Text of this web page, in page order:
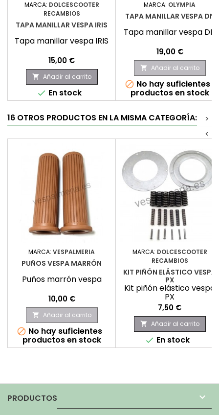
MARCA: DOLCESCOOTER
RECAMBIOS
TAPA MANILLAR VESPA IRIS
Tapa manillar vespa IRIS
Precio
15,00 €
 Añadir al carrito
 En stock
MARCA: OLYMPIA
TAPA MANILLAR VESPA DN
Tapa manillar vespa DN
Precio
19,00 €
 Añadir al carrito
 No hay suficientes
productos en stock
16 OTROS PRODUCTOS EN LA MISMA CATEGORÍA:
>
<
MARCA: VESPALMERIA
PUÑOS VESPA MARRÓN
Puños marrón vespa
Precio
10,00 €
 Añadir al carrito
 No hay suficientes
productos en stock
MARCA: DOLCESCOOTER
RECAMBIOS
KIT PIÑÓN ELÁSTICO VESPA
PX
Kit piñón elástico vespa
PX
Precio
7,50 €
 Añadir al carrito
 En stock
PRODUCTOS 